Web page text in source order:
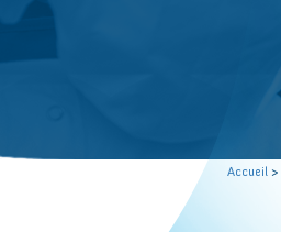
Accueil >